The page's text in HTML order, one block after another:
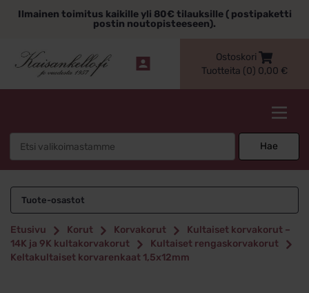
sisältöönIlmainen toimitus kaikille yli 80€ tilauksille ( postipaketti
postin noutopisteeseen).
Ostoskori
Tuotteita (0) 0,00 €
Hae
Tuote-osastot
Etusivu Korut Korvakorut
Kultaiset korvakorut –
14K ja 9K kultakorvakorut
Kultaiset rengaskorvakorut
Keltakultaiset korvarenkaat 1,5x12mm